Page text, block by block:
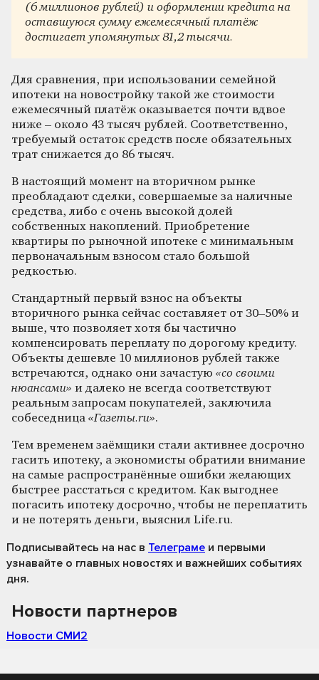
(6 миллионов рублей) и оформлении кредита на
оставшуюся сумму ежемесячный платёж
достигает упомянутых 81,2 тысячи.
Для сравнения, при использовании семейной
ипотеки на новостройку такой же стоимости
ежемесячный платёж оказывается почти вдвое
ниже – около 43 тысяч рублей. Соответственно,
требуемый остаток средств после обязательных
трат снижается до 86 тысяч.
В настоящий момент на вторичном рынке
преобладают сделки, совершаемые за наличные
средства, либо с очень высокой долей
собственных накоплений. Приобретение
квартиры по рыночной ипотеке с минимальным
первоначальным взносом стало большой
редкостью.
Стандартный первый взнос на объекты
вторичного рынка сейчас составляет от 30–50% и
выше, что позволяет хотя бы частично
компенсировать переплату по дорогому кредиту.
Объекты дешевле 10 миллионов рублей также
встречаются, однако они зачастую «со своими
нюансами» и далеко не всегда соответствуют
реальным запросам покупателей, заключила
собеседница «Газеты.ru».
Тем временем заёмщики стали активнее досрочно
гасить ипотеку, а экономисты обратили внимание
на самые распространённые ошибки желающих
быстрее расстаться с кредитом. Как выгоднее
погасить ипотеку досрочно, чтобы не переплатить
и не потерять деньги, выяснил Life.ru.
Подписывайтесь на нас в Телеграме и первыми
узнавайте о главных новостях и важнейших событиях
дня.
Новости партнеров
Новости СМИ2